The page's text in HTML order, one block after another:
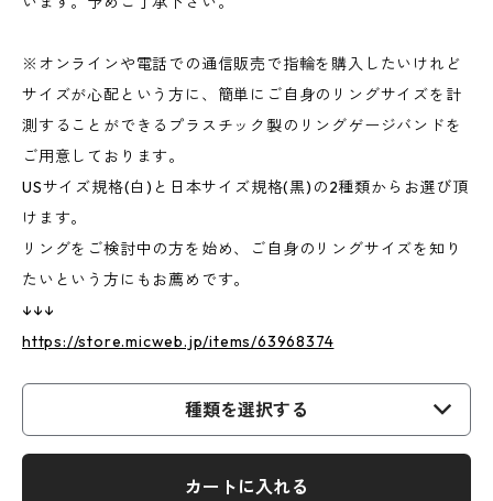
※オンラインや電話での通信販売で指輪を購入したいけれど
サイズが心配という方に、簡単にご自身のリングサイズを計
測することができるプラスチック製のリングゲージバンドを
ご用意しております。
USサイズ規格(白)と日本サイズ規格(黒)の2種類からお選び頂
けます。
リングをご検討中の方を始め、ご自身のリングサイズを知り
たいという方にもお薦めです。
↓↓↓
https://store.micweb.jp/items/63968374
種類を選択する
カートに入れる